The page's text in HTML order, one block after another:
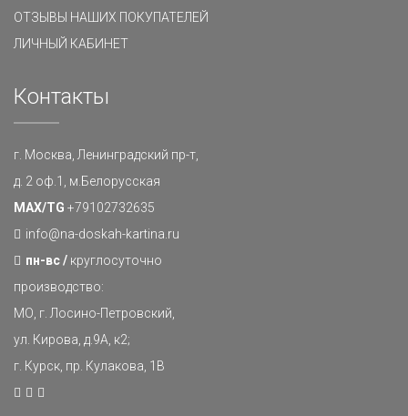
ОТЗЫВЫ НАШИХ ПОКУПАТЕЛЕЙ
ЛИЧНЫЙ КАБИНЕТ
Контакты
г. Москва, Ленинградский пр-т,
д. 2 оф.1, м.Белорусская
MAX/TG +79102732635
info@na-doskah-kartina.ru
пн-вс / круглосуточно
производство:
МО, г. Лосино-Петровский,
ул. Кирова, д.9А, к2;
г. Курск, пр. Кулакова, 1В